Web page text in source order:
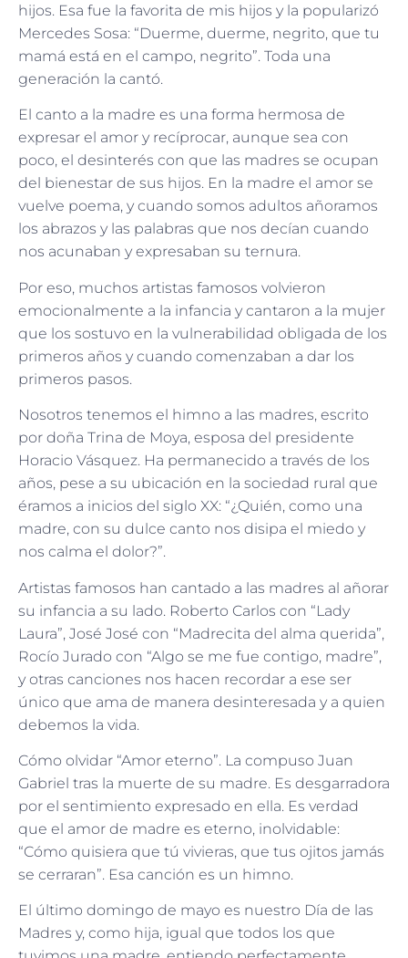
hijos. Esa fue la favorita de mis hijos y la popularizó
Mercedes Sosa: “Duerme, duerme, negrito, que tu
mamá está en el campo, negrito”. Toda una
generación la cantó.
El canto a la madre es una forma hermosa de
expresar el amor y recíprocar, aunque sea con
poco, el desinterés con que las madres se ocupan
del bienestar de sus hijos. En la madre el amor se
vuelve poema, y cuando somos adultos añoramos
los abrazos y las palabras que nos decían cuando
nos acunaban y expresaban su ternura.
Por eso, muchos artistas famosos volvieron
emocionalmente a la infancia y cantaron a la mujer
que los sostuvo en la vulnerabilidad obligada de los
primeros años y cuando comenzaban a dar los
primeros pasos.
Nosotros tenemos el himno a las madres, escrito
por doña Trina de Moya, esposa del presidente
Horacio Vásquez. Ha permanecido a través de los
años, pese a su ubicación en la sociedad rural que
éramos a inicios del siglo XX: “¿Quién, como una
madre, con su dulce canto nos disipa el miedo y
nos calma el dolor?”.
Artistas famosos han cantado a las madres al añorar
su infancia a su lado. Roberto Carlos con “Lady
Laura”, José José con “Madrecita del alma querida”,
Rocío Jurado con “Algo se me fue contigo, madre”,
y otras canciones nos hacen recordar a ese ser
único que ama de manera desinteresada y a quien
debemos la vida.
Cómo olvidar “Amor eterno”. La compuso Juan
Gabriel tras la muerte de su madre. Es desgarradora
por el sentimiento expresado en ella. Es verdad
que el amor de madre es eterno, inolvidable:
“Cómo quisiera que tú vivieras, que tus ojitos jamás
se cerraran”. Esa canción es un himno.
El último domingo de mayo es nuestro Día de las
Madres y, como hija, igual que todos los que